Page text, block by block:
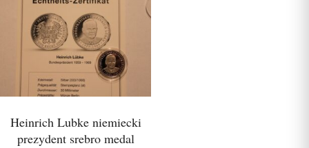
Heinrich Lubke niemiecki
prezydent srebro medal